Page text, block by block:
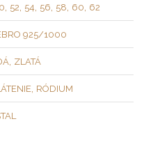
, 52, 54, 56, 58, 60, 62
925/1000
, ZLATÁ
, RÓDIUM